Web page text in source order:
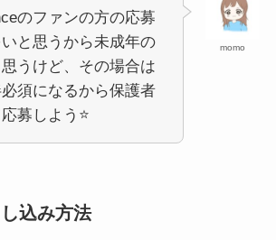
momo
のファンの方の応募
と思うから未成年の
うけど、その場合は
須になるから保護者
募しよう⭐️
込み方法